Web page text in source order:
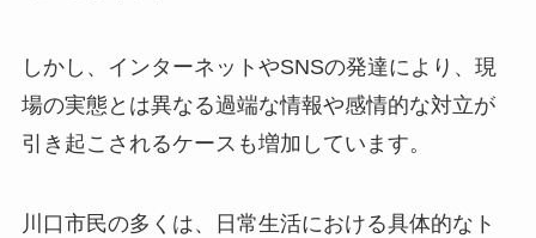
しかし、インターネットやSNSの発達により、現
場の実態とは異なる過端な情報や感情的な対立が
引き起こされるケースも増加しています。
川口市民の多くは、日常生活における具体的なト